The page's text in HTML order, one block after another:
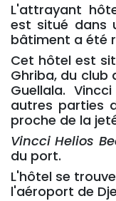
L'attrayant
est situé dans
bâtiment a été
Cet hôtel est
Ghriba, du club
Guellala.
autres parties
proche de la
Vincci Helios
du port.
L'hôtel se
l'aéroport de